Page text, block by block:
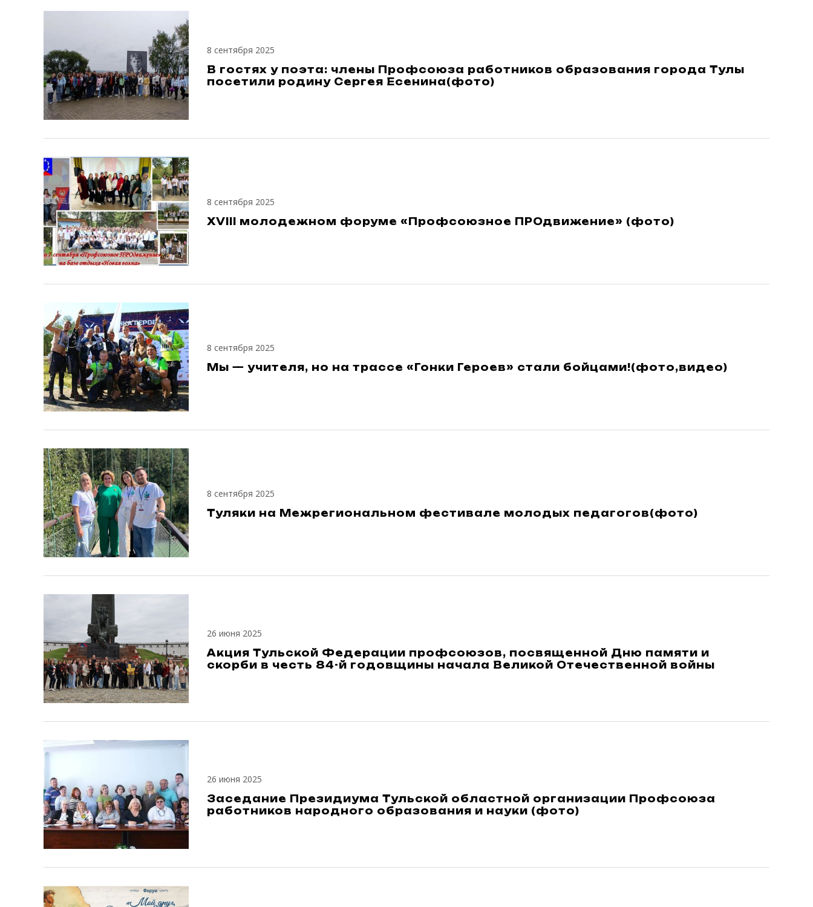
8 сентября 2025
В гостях у поэта: члены Профсоюза работников образования города Тулы
посетили родину Сергея Есенина(фото)
8 сентября 2025
XVIII молодежном форуме «Профсоюзное ПРОдвижение» (фото)
8 сентября 2025
Мы — учителя, но на трассе «Гонки Героев» стали бойцами!(фото,видео)
8 сентября 2025
Туляки на Межрегиональном фестивале молодых педагогов(фото)
26 июня 2025
Акция Тульской Федерации профсоюзов, посвященной Дню памяти и
скорби в честь 84-й годовщины начала Великой Отечественной войны
26 июня 2025
Заседание Президиума Тульской областной организации Профсоюза
работников народного образования и науки (фото)